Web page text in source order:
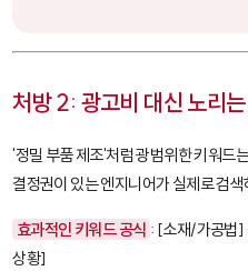
처방 2: 광고비 대신 노리
'정밀 부품 제조'처럼 광범위한 키워드
결정권이 있는 엔지니어가 실제로 검
효과적인 키워드 공식 : [소재/가공법]
상황]